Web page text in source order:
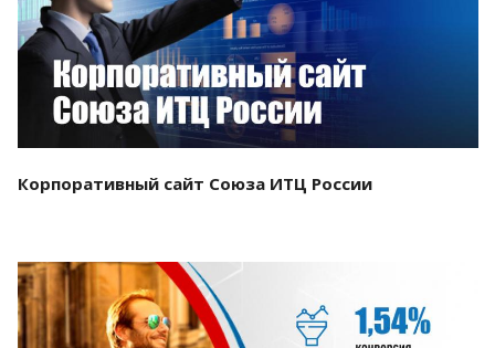
Корпоративный сайт Союза ИТЦ России